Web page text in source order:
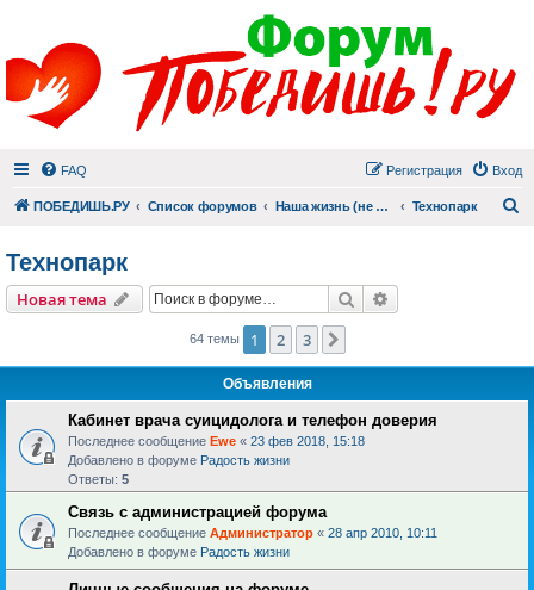
FAQ Вход
Регистрация
ПОБЕДИШЬ.РУ Список форумов Наша жизнь (не всё же о суициде!) Технопарк
Технопарк
Новая тема Поиск
64 темы 1 2 3
Объявления
Кабинет врача суицидолога и телефон доверия
Последнее сообщение Ewe « 23 фев 2018, 15:18
Добавлено в форуме Радость жизни
Ответы: 5
Связь с администрацией форума
Последнее сообщение Администратор « 28 апр 2010, 10:11
Добавлено в форуме Радость жизни